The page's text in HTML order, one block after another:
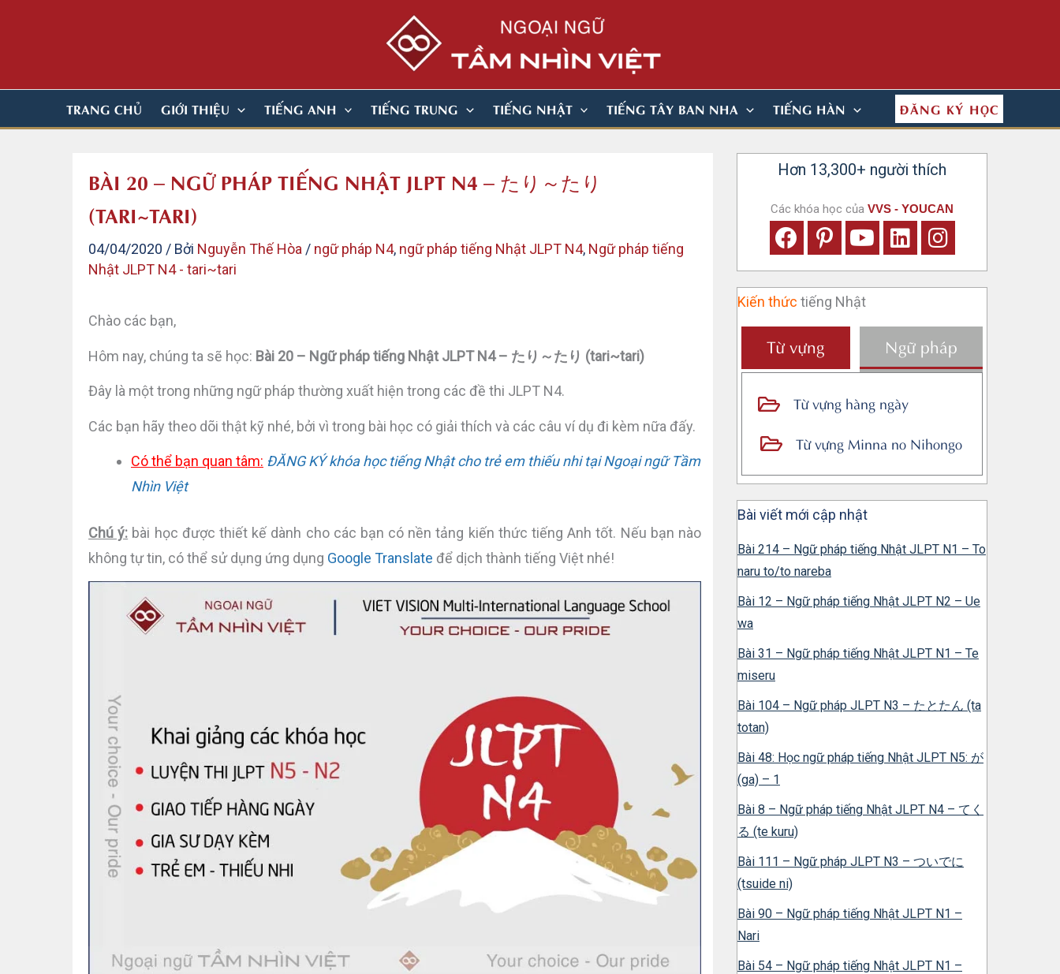
dung
TRANG CHỦ GIỚI THIỆU TIẾNG ANH TIẾNG TRUNG TIẾNG NHẬT TIẾNG TÂY BAN NHA TIẾNG HÀN ĐĂNG KÝ HỌC
BÀI 20 – NGỮ PHÁP TIẾNG NHẬT JLPT N4 – たり～たり
(TARI~TARI)
04/04/2020 / Bởi Nguyễn Thế Hòa / ngữ pháp N4, ngữ pháp tiếng Nhật JLPT N4, Ngữ pháp tiếng
Nhật JLPT N4 - tari~tari
Chào các bạn,
Hôm nay, chúng ta sẽ học: Bài 20 – Ngữ pháp tiếng Nhật JLPT N4 – たり～たり (tari~tari)
Đây là một trong những ngữ pháp thường xuất hiện trong các đề thi JLPT N4.
Các bạn hãy theo dõi thật kỹ nhé, bởi vì trong bài học có giải thích và các câu ví dụ đi kèm nữa đấy.
Có thể bạn quan tâm: ĐĂNG KÝ khóa học tiếng Nhật cho trẻ em thiếu nhi tại Ngoại ngữ Tầm
Nhìn Việt
Chú ý: bài học được thiết kế dành cho các bạn có nền tảng kiến thức tiếng Anh tốt. Nếu bạn nào
không tự tin, có thể sử dụng ứng dụng Google Translate để dịch thành tiếng Việt nhé!
Hơn 13,300+ người thích
Các khóa học của VVS - YOUCAN
Kiến thức tiếng Nhật
Từ vựng Ngữ pháp
Từ vựng hàng ngày
Từ vựng Minna no Nihongo
Bài viết mới cập nhật
Bài 214 – Ngữ pháp tiếng Nhật JLPT N1 – To
naru to/to nareba
Bài 12 – Ngữ pháp tiếng Nhật JLPT N2 – Ue
wa
Bài 31 – Ngữ pháp tiếng Nhật JLPT N1 – Te
miseru
Bài 104 – Ngữ pháp JLPT N3 – たとたん (ta
totan)
Bài 48: Học ngữ pháp tiếng Nhật JLPT N5: が
(ga) – 1
Bài 8 – Ngữ pháp tiếng Nhật JLPT N4 – てく
る (te kuru)
Bài 111 – Ngữ pháp JLPT N3 – ついでに
(tsuide ni)
Bài 90 – Ngữ pháp tiếng Nhật JLPT N1 –
Nari
Bài 54 – Ngữ pháp tiếng Nhật JLPT N1 –